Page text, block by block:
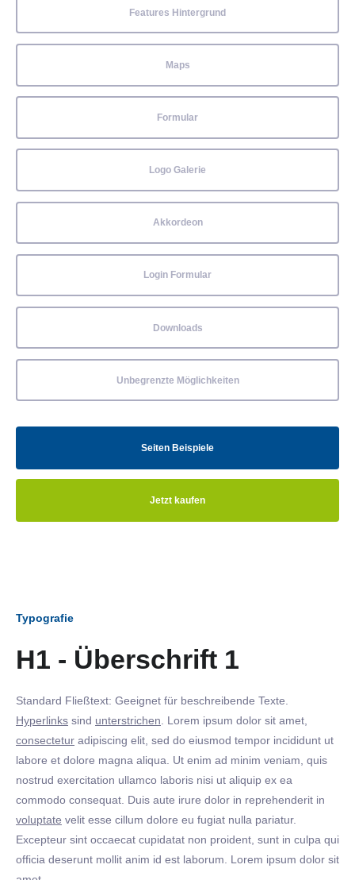
Features Hintergrund
Maps
Formular
Logo Galerie
Akkordeon
Login Formular
Downloads
Unbegrenzte Möglichkeiten
Seiten Beispiele
Jetzt kaufen
Typografie
H1 - Überschrift 1
Standard Fließtext: Geeignet für beschreibende Texte.
Hyperlinks sind unterstrichen . Lorem ipsum dolor sit amet,
consectetur adipiscing elit, sed do eiusmod tempor incididunt ut
labore et dolore magna aliqua. Ut enim ad minim veniam, quis
nostrud exercitation ullamco laboris nisi ut aliquip ex ea
commodo consequat. Duis aute irure dolor in reprehenderit in
voluptate velit esse cillum dolore eu fugiat nulla pariatur.
Excepteur sint occaecat cupidatat non proident, sunt in culpa qui
officia deserunt mollit anim id est laborum. Lorem ipsum dolor sit